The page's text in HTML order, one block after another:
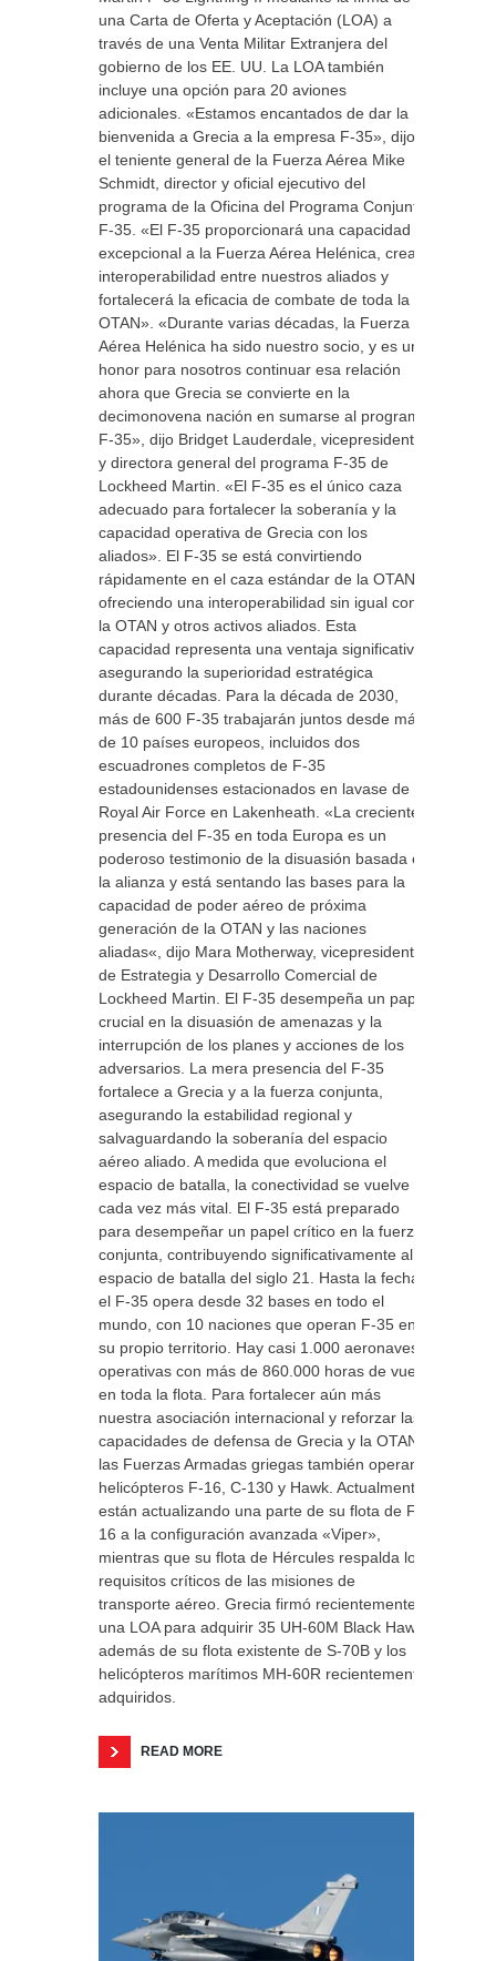
una Carta de Oferta y Aceptación (LOA) a
través de una Venta Militar Extranjera del
gobierno de los EE. UU. La LOA también
incluye una opción para 20 aviones
adicionales. «Estamos encantados de dar la
bienvenida a Grecia a la empresa F-35», dijo
el teniente general de la Fuerza Aérea Mike
Schmidt, director y oficial ejecutivo del
programa de la Oficina del Programa Conjunto
F-35. «El F-35 proporcionará una capacidad
excepcional a la Fuerza Aérea Helénica, creará
interoperabilidad entre nuestros aliados y
fortalecerá la eficacia de combate de toda la
OTAN». «Durante varias décadas, la Fuerza
Aérea Helénica ha sido nuestro socio, y es un
honor para nosotros continuar esa relación
ahora que Grecia se convierte en la
decimonovena nación en sumarse al programa
F-35», dijo Bridget Lauderdale, vicepresidenta
y directora general del programa F-35 de
Lockheed Martin. «El F-35 es el único caza
adecuado para fortalecer la soberanía y la
capacidad operativa de Grecia con los
aliados». El F-35 se está convirtiendo
rápidamente en el caza estándar de la OTAN,
ofreciendo una interoperabilidad sin igual con
la OTAN y otros activos aliados. Esta
capacidad representa una ventaja significativa,
asegurando la superioridad estratégica
durante décadas. Para la década de 2030,
más de 600 F-35 trabajarán juntos desde más
de 10 países europeos, incluidos dos
escuadrones completos de F-35
estadounidenses estacionados en lavase de la
Royal Air Force en Lakenheath. «La creciente
presencia del F-35 en toda Europa es un
poderoso testimonio de la disuasión basada en
la alianza y está sentando las bases para la
capacidad de poder aéreo de próxima
generación de la OTAN y las naciones
aliadas«, dijo Mara Motherway, vicepresidenta
de Estrategia y Desarrollo Comercial de
Lockheed Martin. El F-35 desempeña un papel
crucial en la disuasión de amenazas y la
interrupción de los planes y acciones de los
adversarios. La mera presencia del F-35
fortalece a Grecia y a la fuerza conjunta,
asegurando la estabilidad regional y
salvaguardando la soberanía del espacio
aéreo aliado. A medida que evoluciona el
espacio de batalla, la conectividad se vuelve
cada vez más vital. El F-35 está preparado
para desempeñar un papel crítico en la fuerza
conjunta, contribuyendo significativamente al
espacio de batalla del siglo 21. Hasta la fecha,
el F-35 opera desde 32 bases en todo el
mundo, con 10 naciones que operan F-35 en
su propio territorio. Hay casi 1.000 aeronaves
operativas con más de 860.000 horas de vuelo
en toda la flota. Para fortalecer aún más
nuestra asociación internacional y reforzar las
capacidades de defensa de Grecia y la OTAN,
las Fuerzas Armadas griegas también operan
helicópteros F-16, C-130 y Hawk. Actualmente,
están actualizando una parte de su flota de F-
16 a la configuración avanzada «Viper»,
mientras que su flota de Hércules respalda los
requisitos críticos de las misiones de
transporte aéreo. Grecia firmó recientemente
una LOA para adquirir 35 UH-60M Black Hawk,
además de su flota existente de S-70B y los
helicópteros marítimos MH-60R recientemente
adquiridos.
READ MORE